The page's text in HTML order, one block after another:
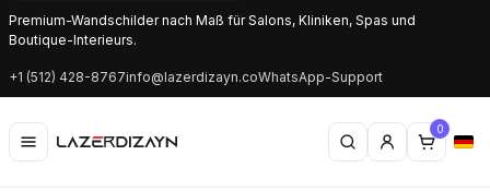
Premium-Wandschilder nach Maß für Salons, Kliniken, Spas und
Boutique-Interieurs.
+1 (512) 428-8767info@lazerdizayn.coWhatsApp-Support
0